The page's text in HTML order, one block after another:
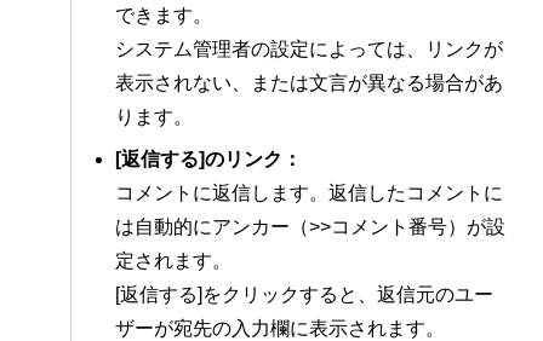
できます。
システム管理者の設定によっては、リンクが
表示されない、または文言が異なる場合があ
ります。
[返信する]のリンク：
コメントに返信します。返信したコメントに
は自動的にアンカー（>>コメント番号）が設
定されます。
[返信する]をクリックすると、返信元のユー
ザーが宛先の入力欄に表示されます。